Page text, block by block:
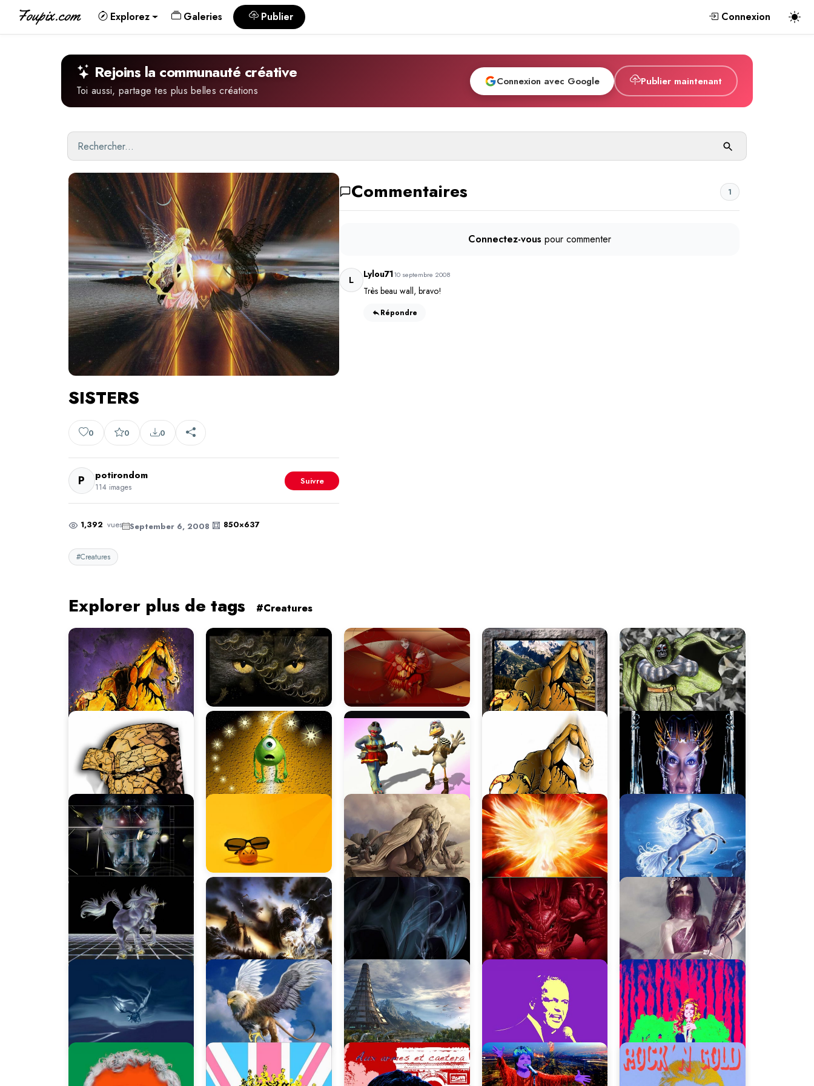
Foupix.com Explorez Galeries Publier Connexion
Rejoins la communauté créative
Toi aussi, partage tes plus belles créations
Connexion avec Google Publier maintenant
SISTERS
0 0 0
P potirondom
114 images
Suivre
1,392 vues September 6, 2008 850×637
#Creatures
Commentaires 1
Connectez-vous pour commenter
L Lylou7110 septembre 2008
Très beau wall, bravo!
Répondre
Explorer plus de tags #Creatures